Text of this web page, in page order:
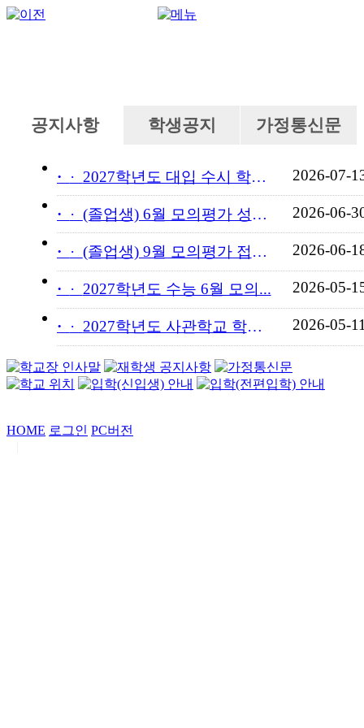
공지사항 학생공지 가정통신문
· 2027학년도 대입 수시 학교... 2026-07-
· (졸업생) 6월 모의평가 성적... 2026-06-
· (졸업생) 9월 모의평가 접수... 2026-06-
· 2027학년도 수능 6월 모의... 2026-05-
· 2027학년도 사관학교 학교장... 2026-05-
HOME 로그인 PC버전